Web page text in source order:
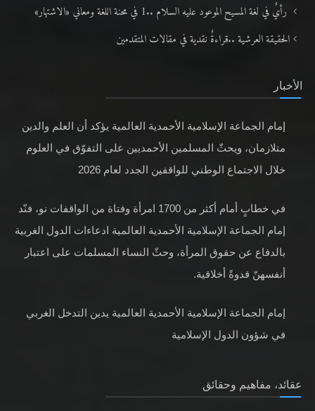
رأيٌ في لغة المسيح الموعود عليه السلام ..1 في محنة اللغة ومعاني «الاشتهار»
الحقيقة العرشية ..قراءةٌ نقدية في مقالات المتقدمين
الأخبار
إمام الجماعة الإسلامية الأحمدية العالمية يؤكد أن العلم والدين
متلازمان، ويحثّ المسلمين الأحمديين على التفوّق في العلوم
خلال الاجتماع الوطني للواقفين الجدد لعام 2026
في خطابٍ أمام أكثر من 1700 امرأة وفتاة من الواقفات نو، فنّد
إمام الجماعة الإسلامية الأحمدية العالمية ادعاءات الدول الغربية
بالدفاع عن حقوق المرأة، وحثّ النساء المسلمات على اعتبار
أنفسهنّ قدوةً أخلاقية.
إمام الجماعة الإسلامية الأحمدية العالمية يدين التدخل الغربي
في شؤون الدول الإسلامية
عقائد، مفاهيم وحقائق